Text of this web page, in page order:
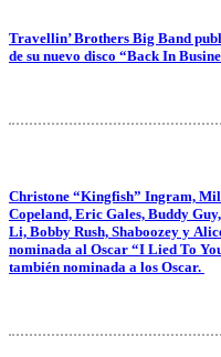
Travellin’ Brothers Big Band
de su nuevo disco “Back In
Christone “Kingfish” Ingram,
Copeland, Eric Gales, Buddy
Li, Bobby Rush, Shaboozey y
nominada al Oscar “I Lied To
también nominada a los Oscar.